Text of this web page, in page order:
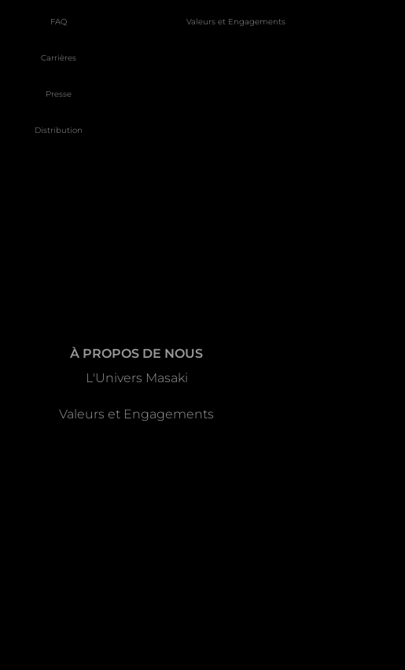
FAQ
Carrières
Presse
Distribution
Valeurs et Engagements
À PROPOS DE NOUS
L'Univers Masaki
Valeurs et Engagements